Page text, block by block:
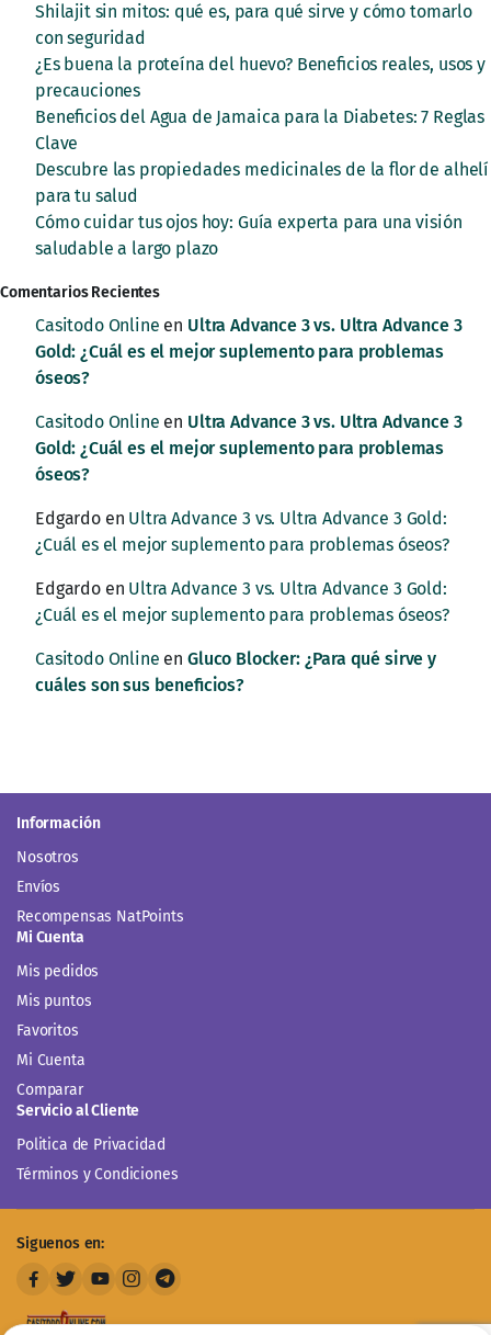
Shilajit sin mitos: qué es, para qué sirve y cómo tomarlo
con seguridad
¿Es buena la proteína del huevo? Beneficios reales, usos y
precauciones
Beneficios del Agua de Jamaica para la Diabetes: 7 Reglas
Clave
Descubre las propiedades medicinales de la flor de alhelí
para tu salud
Cómo cuidar tus ojos hoy: Guía experta para una visión
saludable a largo plazo
Comentarios Recientes
Casitodo Online en Ultra Advance 3 vs. Ultra Advance 3
Gold: ¿Cuál es el mejor suplemento para problemas
óseos?
Casitodo Online en Ultra Advance 3 vs. Ultra Advance 3
Gold: ¿Cuál es el mejor suplemento para problemas
óseos?
Edgardoen Ultra Advance 3 vs. Ultra Advance 3 Gold:
¿Cuál es el mejor suplemento para problemas óseos?
Edgardoen Ultra Advance 3 vs. Ultra Advance 3 Gold:
¿Cuál es el mejor suplemento para problemas óseos?
Casitodo Online en Gluco Blocker: ¿Para qué sirve y
cuáles son sus beneficios?
Información
Nosotros
Envíos
Recompensas NatPoints
Mi Cuenta
Mis pedidos
Mis puntos
Favoritos
Mi Cuenta
Comparar
Servicio al Cliente
Politica de Privacidad
Términos y Condiciones
Siguenos en: